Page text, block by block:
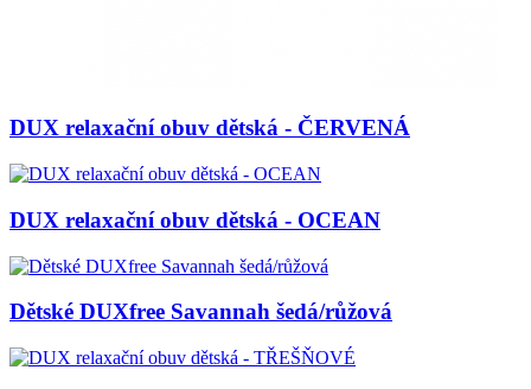
DUX relaxační obuv dětská - ČERVENÁ
DUX relaxační obuv dětská - OCEAN
Dětské DUXfree Savannah šedá/růžová